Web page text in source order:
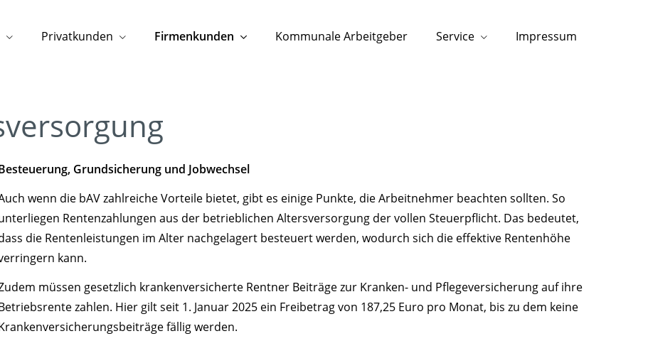
Privatkunden Firmenkunden Kommunale Arbeitgeber Service Impressum
Grundsicherung und Jobwechsel
wenn die bAV zahlreiche Vorteile bietet, gibt es einige Punkte, die Arbeitnehmer beachten sollten. So
Rentenzahlungen aus der betrieblichen Altersversorgung der vollen Steuerpflicht. Das bedeutet,
die Rentenleistungen im Alter nachgelagert besteuert werden, wodurch sich die effektive Rentenhöhe
kann.
müssen gesetzlich krankenversicherte Rentner Beiträge zur Kranken- und Pflegeversicherung auf ihre
zahlen. Hier gilt seit 1. Januar 2025 ein Freibetrag von 187,25 Euro pro Monat, bis zu dem keine
fällig werden.